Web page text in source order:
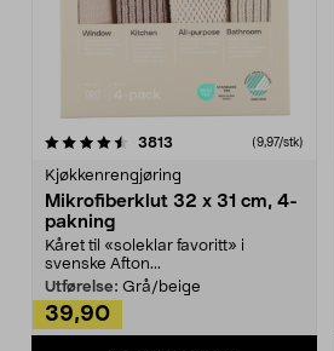
3813 anmeldelser(9,97/stk)
Kjøkkenrengjøring
Mikrofiberklut 32 x 31 cm, 4-
pakning
Kåret til «soleklar favoritt» i
svenske Afton...
Utførelse: Grå/beige
39,90
4.5av 5 stjerner